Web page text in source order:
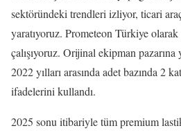
sektöründeki trendleri izliyor, ticari
yaratıyoruz. Prometeon Türkiye
çalışıyoruz. Orijinal ekipman pazarına
2022 yılları arasında adet bazında 2
ifadelerini kullandı.
2025 sonu itibariyle tüm premium